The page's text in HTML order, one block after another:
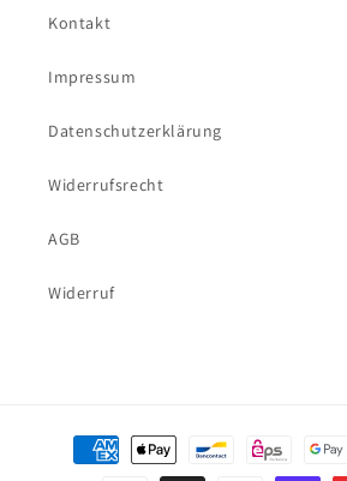
Kontakt
Impressum
Datenschutzerklärung
Widerrufsrecht
AGB
Widerruf
Zahlungsmethoden